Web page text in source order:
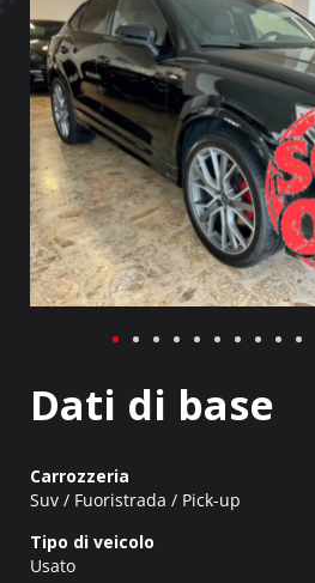
Dati di base
Carrozzeria
Suv / Fuoristrada / Pick-up
Tipo di veicolo
Usato